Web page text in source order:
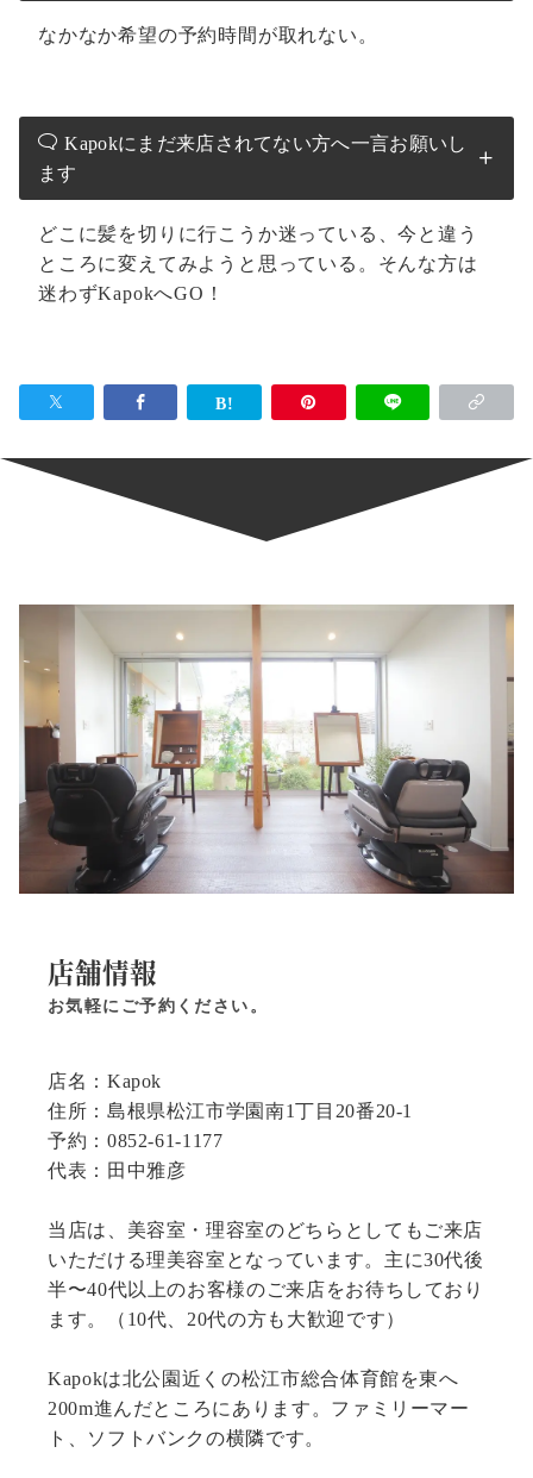
なかなか希望の予約時間が取れない。
Kapokにまだ来店されてない方へ一言お願いし
ます
どこに髪を切りに行こうか迷っている、今と違う
ところに変えてみようと思っている。そんな方は
迷わずKapokへGO！
店舗情報
お気軽にご予約ください。
店名：Kapok
住所：島根県松江市学園南1丁目20番20-1
予約：0852-61-1177
代表：田中雅彦
当店は、美容室・理容室のどちらとしてもご来店
いただける理美容室となっています。主に30代後
半〜40代以上のお客様のご来店をお待ちしており
ます。（10代、20代の方も大歓迎です）
Kapokは北公園近くの松江市総合体育館を東へ
200m進んだところにあります。ファミリーマー
ト、ソフトバンクの横隣です。